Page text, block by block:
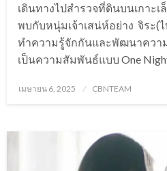
เดินทางไปสำรวจที่ดินบนเกาะ
พบกับหนุ่มเจ้าเสน่ห์อย่าง จิระ(
ทำความรู้จักกันและพัฒนาควา
เป็นความสัมพันธ์แบบ One
Posted
เมษายน 6, 2025 CBNTEAM